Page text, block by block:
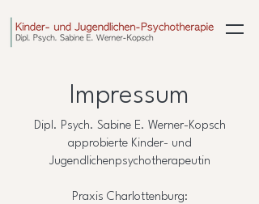
Impressum
Dipl. Psych. Sabine E. Werner-Kopsch
approbierte Kinder- und
Jugendlichenpsychotherapeutin
Praxis Charlottenburg: